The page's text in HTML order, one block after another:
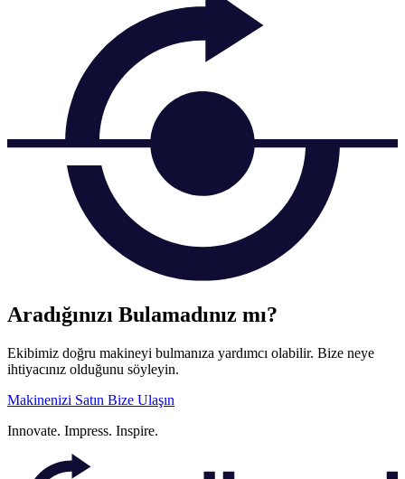
Aradığınızı Bulamadınız mı?
Ekibimiz doğru makineyi bulmanıza yardımcı olabilir. Bize neye
ihtiyacınız olduğunu söyleyin.
Makinenizi Satın Bize Ulaşın
Innovate. Impress. Inspire.